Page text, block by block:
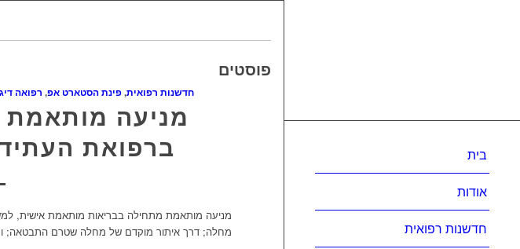
בית
אודות
חדשנות רפואית
פוסטים
חדשנות רפואית,פינת הסטארט אפ, רפואה
מניעה מותאמת
ברפואת
מניעה מותאמת מתחילה בבריאות מותאמת אישית,
מחלה; דרך איתור מוקדם של מחלה שטרם התבטאה;